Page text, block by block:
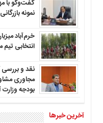
گفت‌وگو با
نمونه
خرم‌آباد
انتخابی
نقد و بررسی
مجاوری
بودجه
آخرین خبرها